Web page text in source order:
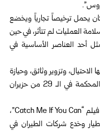
يحمل ترخيصاً تجارياً ويخضع
العمليات لم تتأثر، في حين
أحد العناصر الأساسية في
وتزوير وثائق، وحيازة
مستندات مقلدة، على أن يمثل أمام المحكمة في الـ 29 من حزيران
وتعيد هذه القضية إلى الأذهان أحداث فيلم “Catch Me If You Can”،
وخدع شركات الطيران في